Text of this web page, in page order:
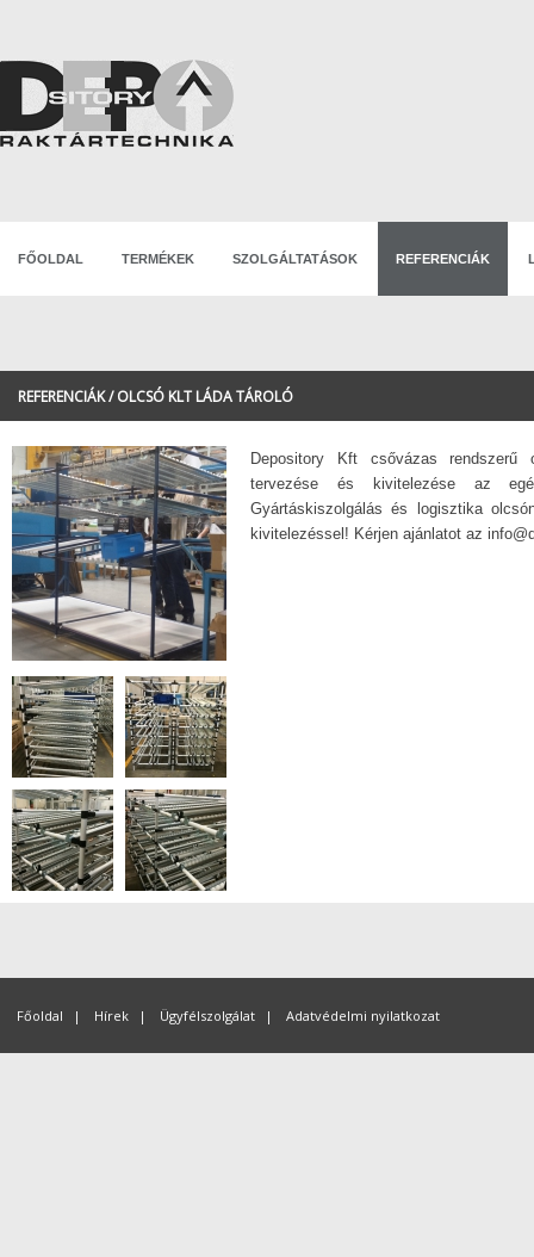
FŐOLDAL TERMÉKEK SZOLGÁLTATÁSOK REFERENCIÁK
REFERENCIÁK / OLCSÓ KLT LÁDA TÁROLÓ
Depository Kft csővázas
tervezése és kivitelezése az
Gyártáskiszolgálás és logisztika
kivitelezéssel! Kérjen ajánlatot az
Főoldal | Hírek | Ügyfélszolgálat | Adatvédelmi nyilatkozat